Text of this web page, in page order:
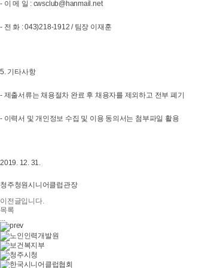
- 이 메 일 : cwsclub@hanmail.net
- 전 화 : 043)218-1912 / 팀장 이재훈
5. 기타사항
- 제출서류는 채용절차 완료 후 채용자를 제외하고 전부 폐기
- 이력서 및 개인정보 수집 및 이용 동의서는 첨부파일 활용
2019. 12. 31.
청주청원시니어클럽관장
이전글입니다.
목록